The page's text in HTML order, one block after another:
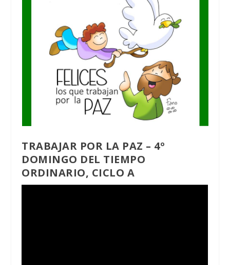
TRABAJAR POR LA PAZ – 4º
DOMINGO DEL TIEMPO
ORDINARIO, CICLO A